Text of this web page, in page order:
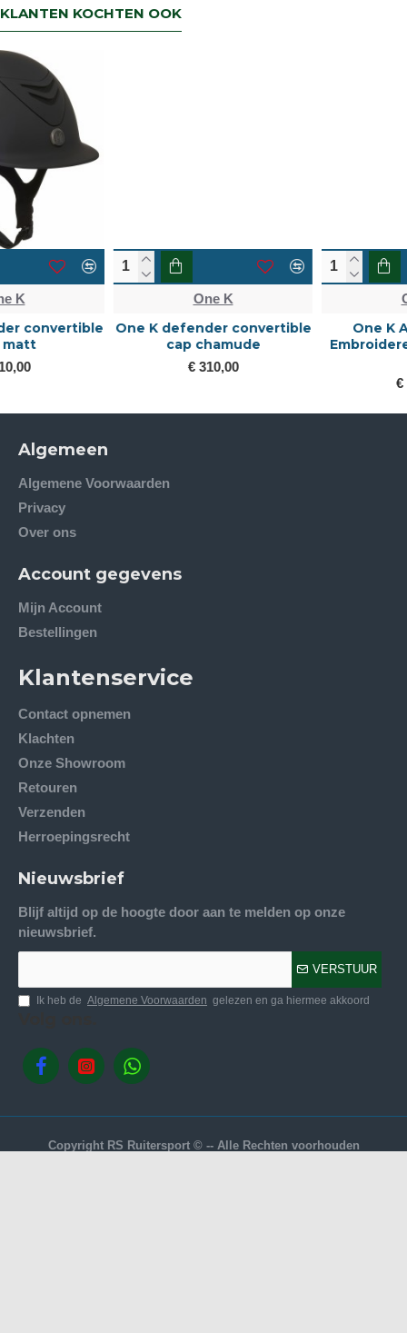
KLANTEN KOCHTEN OOK
One K defender convertible
One K Avancé cap –
Embroidered Top, Chrome
Algemeen
Algemene Voorwaarden
Privacy
Over ons
Account gegevens
Mijn Account
Bestellingen
Klantenservice
Contact opnemen
Klachten
Onze Showroom
Retouren
Verzenden
Herroepingsrecht
Nieuwsbrief
Blijf altijd op de hoogte door aan te melden op onze
nieuwsbrief.
VERSTUUR
Ik heb de Algemene Voorwaarden gelezen en ga hiermee akkoord
Copyright RS Ruitersport © -- Alle Rechten voorhouden